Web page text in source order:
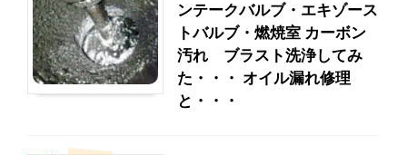
ンテークバルブ・エキゾース
トバルブ・燃焼室 カーボン
汚れ ブラスト洗浄してみ
た・・・ オイル漏れ修理
と・・・